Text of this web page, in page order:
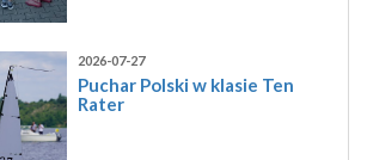
2026-07-27
Puchar Polski w klasie Ten
Rater